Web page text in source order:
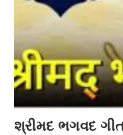
શ્રીમદ ભગવદ